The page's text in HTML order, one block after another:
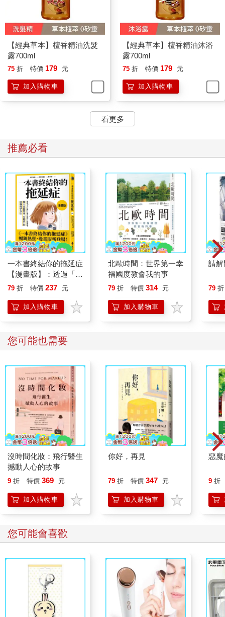
【經典草本】檀香精油洗髮
露700ml
75 折 特價 179 元
加入購物車
【經典草本】檀香精油沐浴
露700ml
75 折 特價 179 元
加入購物車
看更多
推薦必看
一本書終結你的拖延症
【漫畫版】：透過「小
行動」打開大腦的行動
「行動派」的37個科
學方法
79 折 特價 237 元
加入購物車
北歐時間：世界第一幸
福國度教會我的事
79 折 特價 314 元
加入購物車
請解
79 折
您可能也需要
沒時間化妝：飛行醫生
撼動人心的故事
9 折 特價 369 元
加入購物車
你好，再見
79 折 特價 347 元
加入購物車
惡
9 折
您可能會喜歡